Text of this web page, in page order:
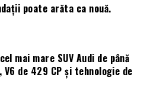
poate arăta ca nouă.